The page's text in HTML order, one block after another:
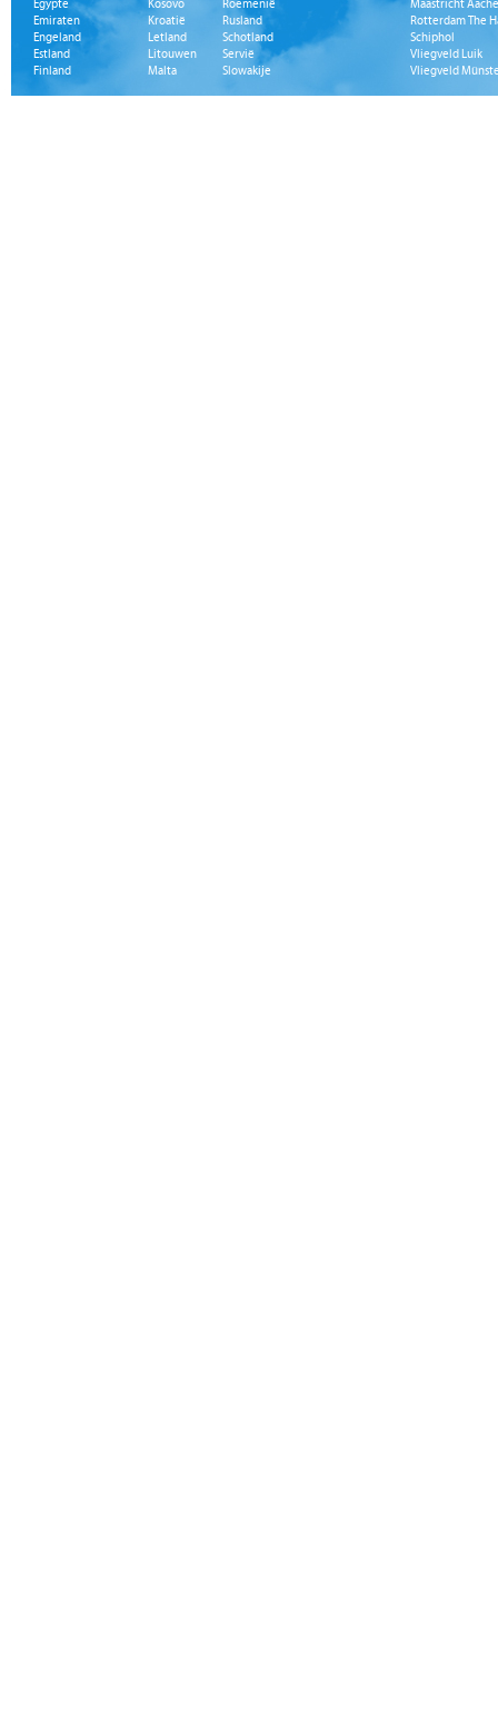
Egypte
Emiraten
Engeland
Estland
Finland
Kosovo
Kroatië
Letland
Litouwen
Malta
Roemenië
Rusland
Schotland
Servië
Slowakije
Maastricht
Rotterdam The
Schiphol
Vliegveld Luik
Vliegveld